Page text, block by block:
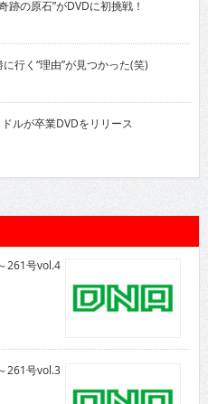
の原石”がDVDに初挑戦！
行く“理由”が見つかった(笑)
ルが卒業DVDをリリース
261号vol.4
261号vol.3